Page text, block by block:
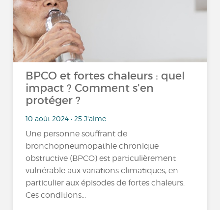
BPCO et fortes chaleurs : quel
impact ? Comment s'en
protéger ?
10 août 2024 • 25 J'aime
Une personne souffrant de
bronchopneumopathie chronique
obstructive (BPCO) est particulièrement
vulnérable aux variations climatiques, en
particulier aux épisodes de fortes chaleurs.
Ces conditions...